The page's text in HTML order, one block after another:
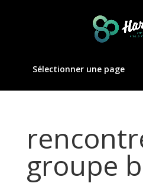
Sélectionner une page
groupe